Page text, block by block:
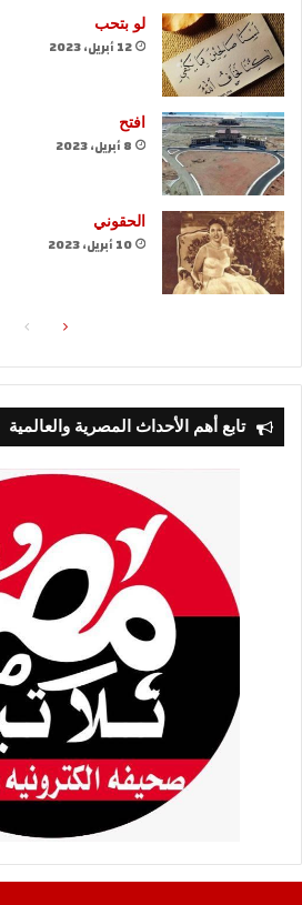
لو بتحب
12 أبريل، 2023
افتح
8 أبريل، 2023
الحقوني
10 أبريل، 2023
الصفحة
تابع أهم الأحداث المصرية والعالمية